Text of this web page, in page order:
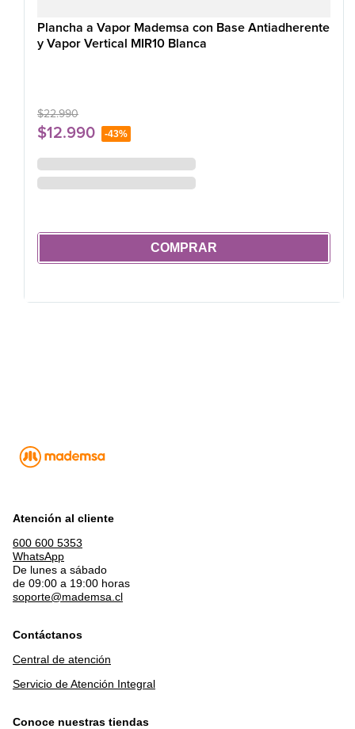
Plancha a Vapor Mademsa con Base Antiadherente
y Vapor Vertical MIR10 Blanca
$22.990
$12.990 -43%
COMPRAR
Atención al cliente
600 600 5353
WhatsApp
De lunes a sábado
de 09:00 a 19:00 horas
soporte@mademsa.cl
Contáctanos
Central de atención
Servicio de Atención Integral
Conoce nuestras tiendas